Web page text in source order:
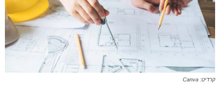
קרדיט: Canva